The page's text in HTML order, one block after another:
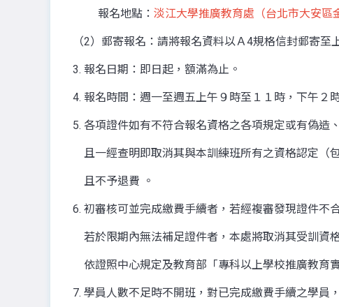
報名地點： 淡江大學推廣教育處（台北市大安區
（2）郵寄報名：請將報名資料以Ａ4規格信封郵寄至
3. 報名日期：即日起，額滿為止。
4. 報名時間：週一至週五上午９時至１１時，下午２
5. 各項證件如有不符合報名資格之各項規定或有偽造
且一經查明即取消其與本訓練班所有之資格認定（
且不予退費 。
6. 初審核可並完成繳費手續者，若經複審發現證件不
若於限期內無法補足證件者，本處將取消其受訓資
依證照中心規定及教育部「專科以上學校推廣教育
7. 學員人數不足時不開班，對已完成繳費手續之學員